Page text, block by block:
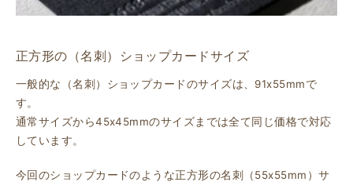
正方形の（名刺）ショップカードサイズ
一般的な（名刺）ショップカードのサイズは、91x55mmで
す。
通常サイズから45x45mmのサイズまでは全て同じ価格で対応
しています。
今回のショップカードのような正方形の名刺（55x55mm）サ